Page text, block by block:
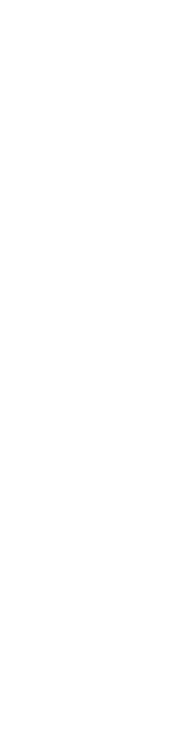
espectaculares
tienen
natural de los
Colonia.